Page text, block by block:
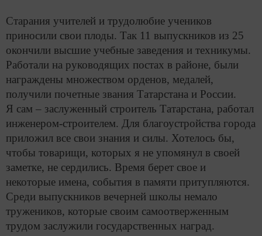
Старания учителей и трудолюбие учеников
приносили свои плоды. Так 11 выпускников из 25
окончили высшие учебные заведения и техникумы.
Работали на руководящих постах в районе, были
награждены множеством орденов, медалей,
получили почетные звания Татарстана и России.
Я сам – заслуженный строитель Татарстана, работал
инженером-строителем. Для благоустройства города
приложил все свои знания и силы. Хотелось бы,
чтобы товарищи, которых я не упомянул в своей
заметке, не сердились. Время берет свое и
некоторые имена, события в памяти притупляются.
Среди выпускников вечерней школы немало
тружеников, которые своим самоотверженным
трудом заслужили государственных наград.